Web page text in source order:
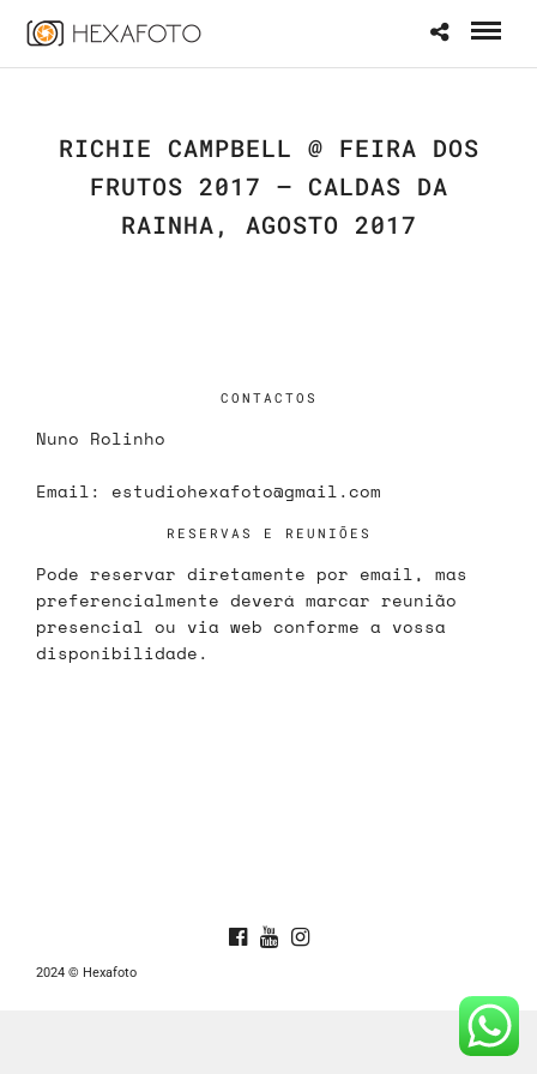
RICHIE CAMPBELL @ FEIRA DOS
FRUTOS 2017 – CALDAS DA
RAINHA, AGOSTO 2017
CONTACTOS
Nuno Rolinho
Email: estudiohexafoto@gmail.com
RESERVAS E REUNIÕES
Pode reservar diretamente por email, mas
preferencialmente deverá marcar reunião
presencial ou via web conforme a vossa
disponibilidade.
2024 © Hexafoto